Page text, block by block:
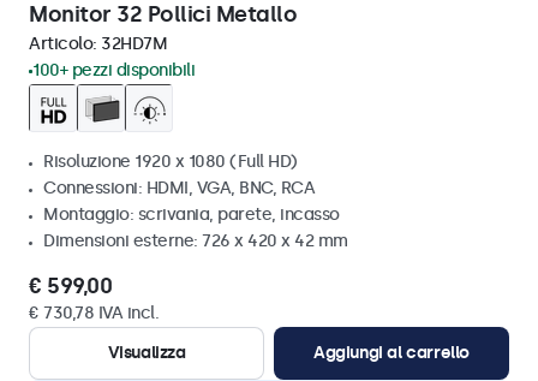
Monitor 32 Pollici Metallo
Articolo: 32HD7M
100+ pezzi disponibili
Risoluzione 1920 x 1080 (Full HD)
Connessioni: HDMI, VGA, BNC, RCA
Montaggio: scrivania, parete, incasso
Dimensioni esterne: 726 x 420 x 42 mm
€ 599,00
€ 730,78 IVA incl.
Visualizza
Aggiungi al carrello